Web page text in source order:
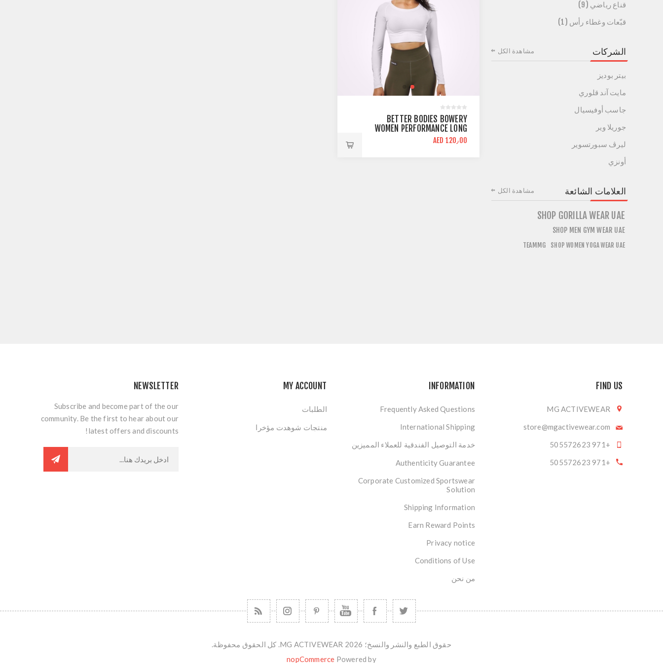
BETTER BODIES BOWERY
WOMEN PERFORMANCE LONG
SLEEVE CROP TOP | WHITE |
BODY FIT
AED 120٫00
قناع رياضي (9)
قبّعات وغطاء رأس (1)
الشركات
بيتر بوديز
مايت آند قلوري
جاسب أوفيسيال
جوريلا وير
ليرڤ سبورتسوير
أونزي
مشاهدة الكل
العلامات الشائعة
SHOP GORILLA WEAR UAE
SHOP MEN GYM WEAR UAE
SHOP WOMEN YOGA WEAR UAE
TEAMMG
مشاهدة الكل
FIND US
MG ACTIVEWEAR
store@mgactivewear.com
+971 505572623
+971 505572623
INFORMATION
Frequently Asked Questions
International Shipping
خدمة التوصيل الفندقية للعملاء المميزين
Authenticity Guarantee
Corporate Customized Sportswear
Solution
Shipping Information
Earn Reward Points
Privacy notice
Conditions of Use
من نحن
MY ACCOUNT
الطلبات
منتجات شوهدت مؤخرا
NEWSLETTER
Subscribe and become part of the our
community. Be the first to hear about our
latest offers and discounts!
حقوق الطبع والنشر والنسخ؛ 2026 MG ACTIVEWEAR. كل الحقوق محفوظة.
Powered by
nopCommerce